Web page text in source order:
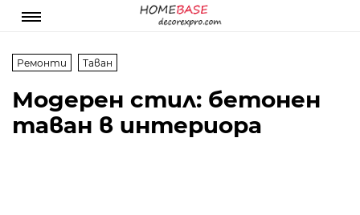
Ремонти Таван
Модерен стил: бетонен
таван в интериора